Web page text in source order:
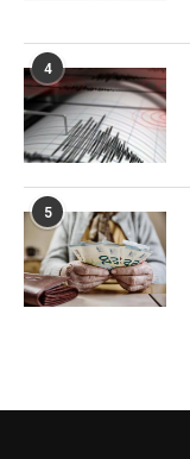
4
5